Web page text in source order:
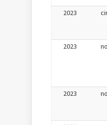
2023
2023
2023